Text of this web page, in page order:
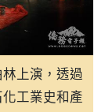
上演，透過
工業史和產